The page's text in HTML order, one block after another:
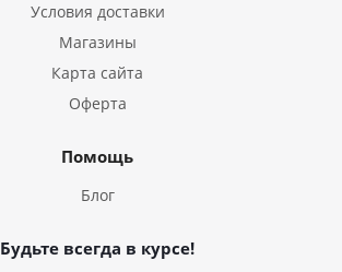
Условия доставки
Магазины
Карта сайта
Оферта
Помощь
Блог
Будьте всегда в курсе!